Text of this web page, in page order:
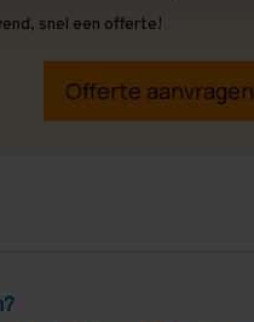
snel een offerte!
Offerte aanvragen